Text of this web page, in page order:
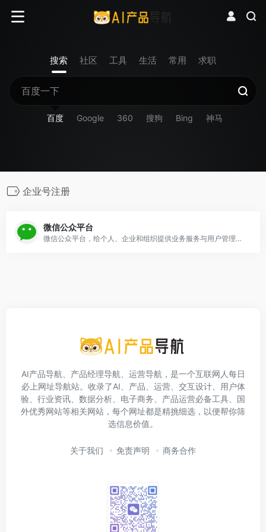
搜索 社区 工具 生活 常用 求职
百度 Google 360 搜狗 Bing 神马
企业号注册
微信公众平台
微信公众平台，给个人、企业和组织提供业务服务与用户管理能力的全新服务平台。
AI产品导航、产品经理导航、运营导航，是一个互联网人每日
必上网址导航站。收录了AI、产品、运营、交互设计、用户体
验、行业资讯、数据分析、电子商务、产品运营必备工具、国
外优秀网站等相关网站，每个网址都是精挑细选，以便帮你筛
选信息价值。
关于我们 免责声明 商务合作